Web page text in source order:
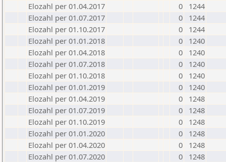
Elozahl per 01.04.2017
0
1244
Elozahl per 01.07.2017
0
1244
Elozahl per 01.10.2017
0
1244
Elozahl per 01.01.2018
0
1240
Elozahl per 01.04.2018
0
1240
Elozahl per 01.07.2018
0
1240
Elozahl per 01.10.2018
0
1240
Elozahl per 01.01.2019
0
1240
Elozahl per 01.04.2019
0
1248
Elozahl per 01.07.2019
0
1248
Elozahl per 01.10.2019
0
1248
Elozahl per 01.01.2020
0
1248
Elozahl per 01.04.2020
0
1248
Elozahl per 01.07.2020
0
1248